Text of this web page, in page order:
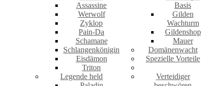
Assassine
Werwolf
Zyklop
Pain-Da
Schamane
Schlangenkönigin
Eisdämon
Triton
Legende held
Basis
Gilden
Wachturm
Gildenshop
Mauer
Domänenwacht
Spezielle Vorteile
Verteidiger